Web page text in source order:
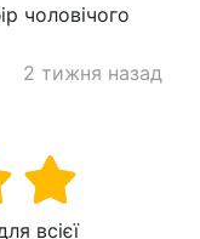
чоловічого
2 тижня назад
всієї